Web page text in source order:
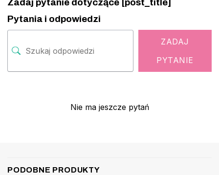
Zadaj pytanie dotyczące [post_title]
Pytania i odpowiedzi
ZADAJ
PYTANIE
Nie ma jeszcze pytań
PODOBNE PRODUKTY